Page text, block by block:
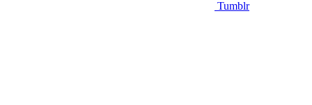
Tumblr